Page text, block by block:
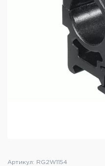
Тактическое
Высокоточная
Спортивная
Артикул: RG2W1154